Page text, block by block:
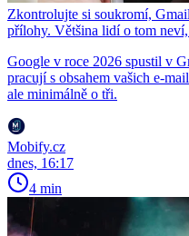
Zkontrolujte si soukromí,
přílohy. Většina lidí o tom
Google v roce 2026 spustil v
pracují s obsahem vašich e-
ale minimálně o tři.
Mobify.cz
dnes, 16:17
4 min